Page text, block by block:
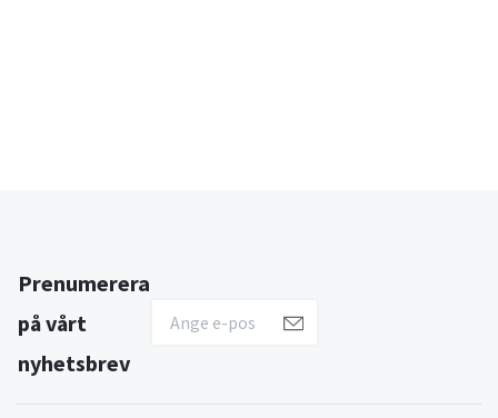
Prenumerera
på vårt
nyhetsbrev